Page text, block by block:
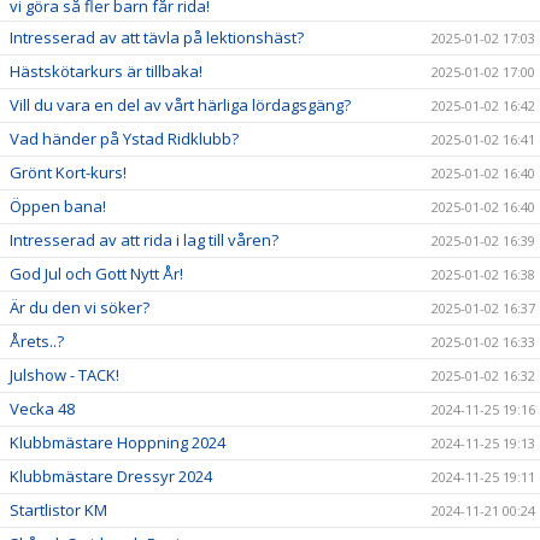
vi göra så fler barn får rida!
Intresserad av att tävla på lektionshäst? 2025-01-02 17:03
Hästskötarkurs är tillbaka! 2025-01-02 17:00
Vill du vara en del av vårt härliga lördagsgäng? 2025-01-02 16:42
Vad händer på Ystad Ridklubb? 2025-01-02 16:41
Grönt Kort-kurs! 2025-01-02 16:40
Öppen bana! 2025-01-02 16:40
Intresserad av att rida i lag till våren? 2025-01-02 16:39
God Jul och Gott Nytt År! 2025-01-02 16:38
Är du den vi söker? 2025-01-02 16:37
Årets..? 2025-01-02 16:33
Julshow - TACK! 2025-01-02 16:32
Vecka 48 2024-11-25 19:16
Klubbmästare Hoppning 2024 2024-11-25 19:13
Klubbmästare Dressyr 2024 2024-11-25 19:11
Startlistor KM 2024-11-21 00:24